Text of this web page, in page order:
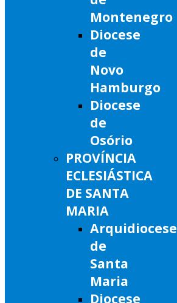
Montenegro
Diocese
de
Novo
Hamburgo
Diocese
de
Osório
PROVÍNCIA
ECLESIÁSTICA
DE SANTA
MARIA
Arquidiocese
de
Santa
Maria
Diocese